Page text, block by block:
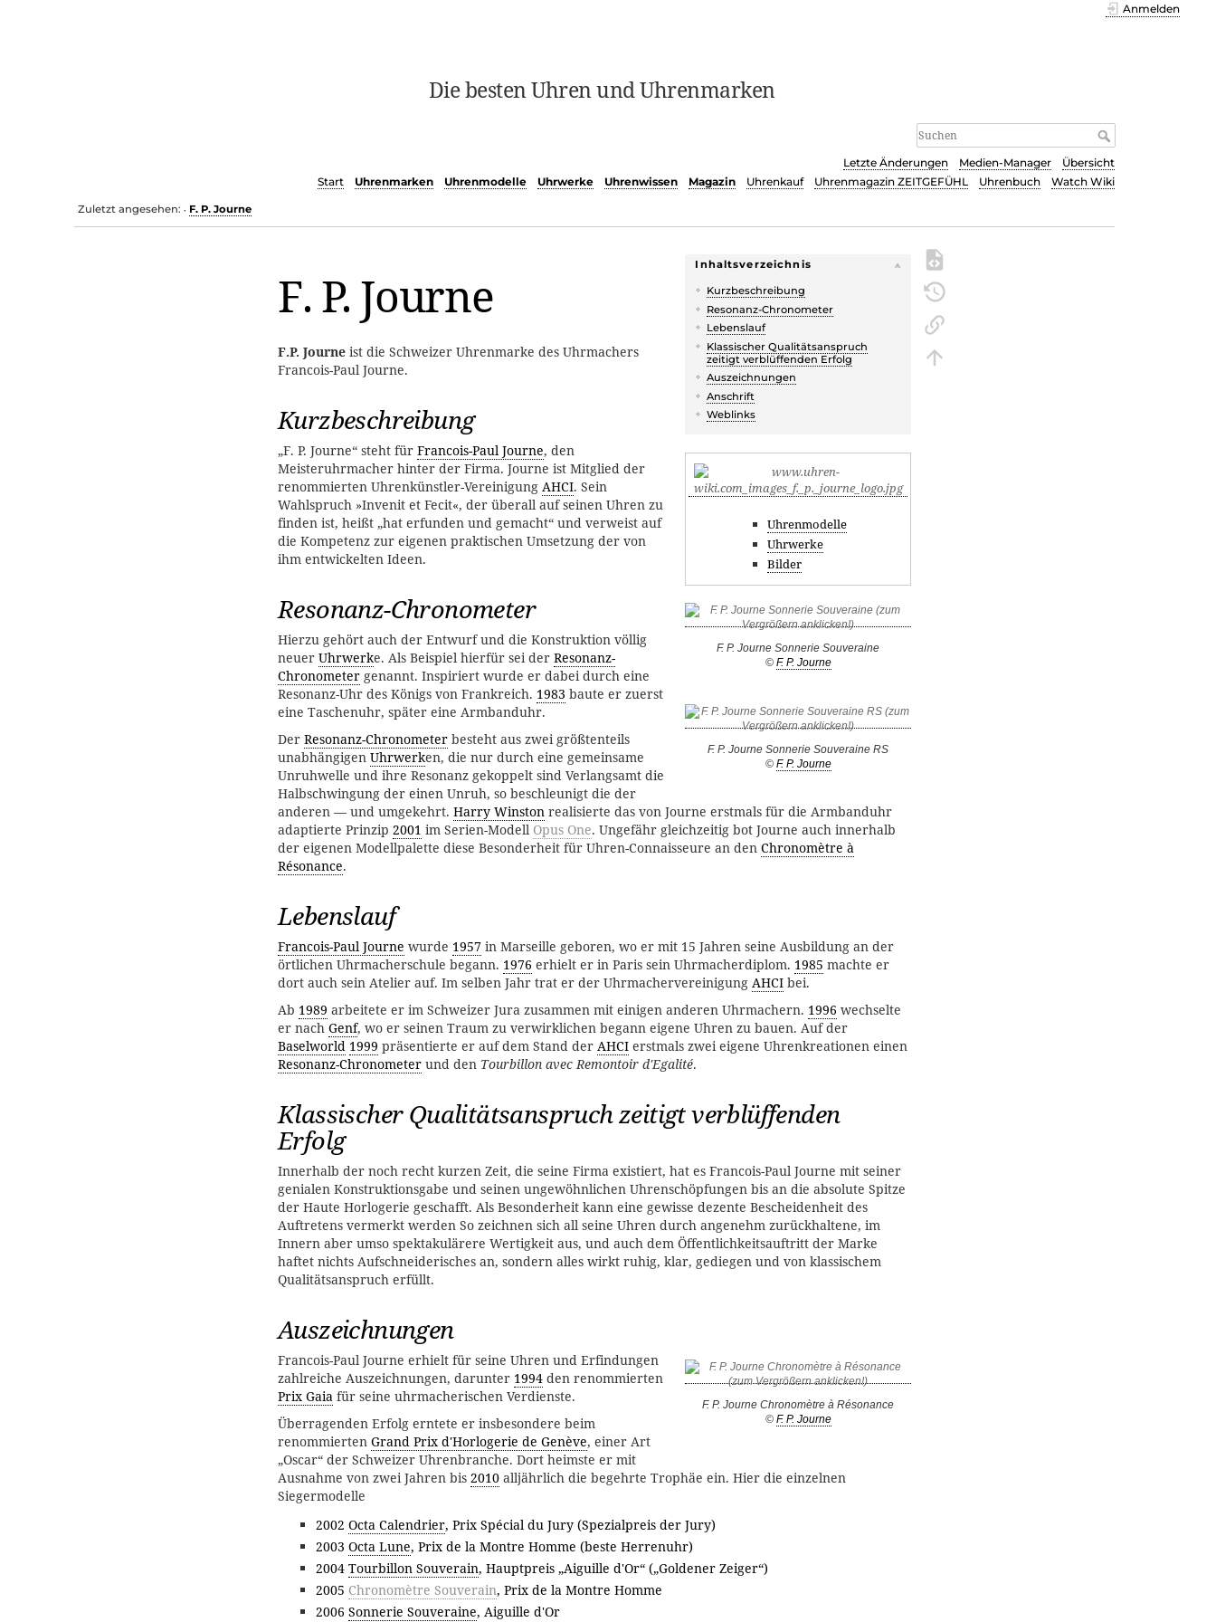
Die besten Uhren und Uhrenmarken
Anmelden
Letzte Änderungen Medien-Manager
Übersicht
Start
Uhrenmarken Uhrenmodelle Uhrwerke Uhrenwissen Magazin Uhrenkauf Uhrenmagazin ZEITGEFÜHL Uhrenbuch Watch Wiki
Zuletzt angesehen: • F. P. Journe
Inhaltsverzeichnis
Kurzbeschreibung
Resonanz-Chronometer
Lebenslauf
Klassischer Qualitätsanspruch
zeitigt verblüffenden Erfolg
Auszeichnungen
Anschrift
Weblinks
F. P. Journe
Uhrenmodelle
Uhrwerke
Bilder
F. P. Journe Sonnerie Souveraine
© F. P. Journe
F. P. Journe Sonnerie Souveraine RS
© F. P. Journe
F.P. Journe ist die Schweizer Uhrenmarke des Uhrmachers
Francois-Paul Journe.
Kurzbeschreibung
„F. P. Journe“ steht für Francois-Paul Journe, den
Meisteruhrmacher hinter der Firma. Journe ist Mitglied der
renommierten Uhrenkünstler-Vereinigung AHCI. Sein
Wahlspruch »Invenit et Fecit«, der überall auf seinen Uhren zu
finden ist, heißt „hat erfunden und gemacht“ und verweist auf
die Kompetenz zur eigenen praktischen Umsetzung der von
ihm entwickelten Ideen.
Resonanz-Chronometer
Hierzu gehört auch der Entwurf und die Konstruktion völlig
neuer Uhrwerke. Als Beispiel hierfür sei der Resonanz-
Chronometer genannt. Inspiriert wurde er dabei durch eine
Resonanz-Uhr des Königs von Frankreich. 1983 baute er zuerst
eine Taschenuhr, später eine Armbanduhr.
Der Resonanz-Chronometer besteht aus zwei größtenteils
unabhängigen Uhrwerken, die nur durch eine gemeinsame
Unruhwelle und ihre Resonanz gekoppelt sind Verlangsamt die
Halbschwingung der einen Unruh, so beschleunigt die der
anderen — und umgekehrt. Harry Winston realisierte das von Journe erstmals für die Armbanduhr
adaptierte Prinzip 2001 im Serien-Modell Opus One. Ungefähr gleichzeitig bot Journe auch innerhalb
der eigenen Modellpalette diese Besonderheit für Uhren-Connaisseure an den Chronomètre à
Résonance.
Lebenslauf
Francois-Paul Journe wurde 1957 in Marseille geboren, wo er mit 15 Jahren seine Ausbildung an der
örtlichen Uhrmacherschule begann. 1976 erhielt er in Paris sein Uhrmacherdiplom. 1985 machte er
dort auch sein Atelier auf. Im selben Jahr trat er der Uhrmachervereinigung AHCI bei.
Ab 1989 arbeitete er im Schweizer Jura zusammen mit einigen anderen Uhrmachern. 1996 wechselte
er nach Genf, wo er seinen Traum zu verwirklichen begann eigene Uhren zu bauen. Auf der
Baselworld 1999 präsentierte er auf dem Stand der AHCI erstmals zwei eigene Uhrenkreationen einen
Resonanz-Chronometer und den Tourbillon avec Remontoir d'Egalité.
Klassischer Qualitätsanspruch zeitigt verblüffenden
Erfolg
Innerhalb der noch recht kurzen Zeit, die seine Firma existiert, hat es Francois-Paul Journe mit seiner
genialen Konstruktionsgabe und seinen ungewöhnlichen Uhrenschöpfungen bis an die absolute Spitze
der Haute Horlogerie geschafft. Als Besonderheit kann eine gewisse dezente Bescheidenheit des
Auftretens vermerkt werden So zeichnen sich all seine Uhren durch angenehm zurückhaltene, im
Innern aber umso spektakulärere Wertigkeit aus, und auch dem Öffentlichkeitsauftritt der Marke
haftet nichts Aufschneiderisches an, sondern alles wirkt ruhig, klar, gediegen und von klassischem
Qualitätsanspruch erfüllt.
Auszeichnungen
F. P. Journe Chronomètre à Résonance
© F. P. Journe
Francois-Paul Journe erhielt für seine Uhren und Erfindungen
zahlreiche Auszeichnungen, darunter 1994 den renommierten
Prix Gaia für seine uhrmacherischen Verdienste.
Überragenden Erfolg erntete er insbesondere beim
renommierten Grand Prix d'Horlogerie de Genève, einer Art
„Oscar“ der Schweizer Uhrenbranche. Dort heimste er mit
Ausnahme von zwei Jahren bis 2010 alljährlich die begehrte Trophäe ein. Hier die einzelnen
Siegermodelle
2002 Octa Calendrier, Prix Spécial du Jury (Spezialpreis der Jury)
2003 Octa Lune, Prix de la Montre Homme (beste Herrenuhr)
2004 Tourbillon Souverain, Hauptpreis „Aiguille d'Or“ („Goldener Zeiger“)
2005 Chronomètre Souverain, Prix de la Montre Homme
2006 Sonnerie Souveraine, Aiguille d'Or